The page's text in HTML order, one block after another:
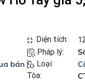
Diện tích:
Pháp lý:
bán Loại:
Tòa: